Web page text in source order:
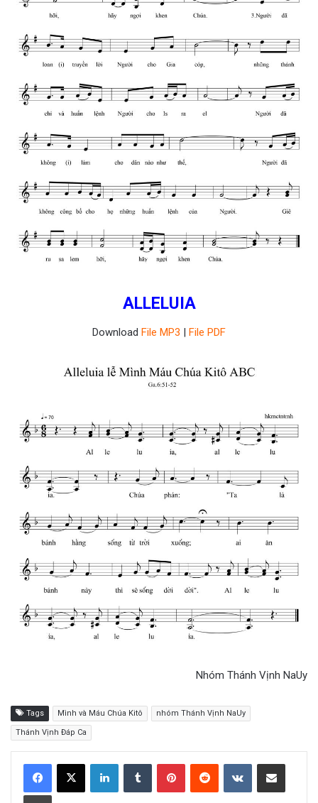
ALLELUIA
Download File MP3 | File PDF
Nhóm Thánh Vịnh NaUy
Tags Mình và Máu Chúa Kitô nhóm Thánh Vịnh NaUy
Thánh Vịnh Đáp Ca